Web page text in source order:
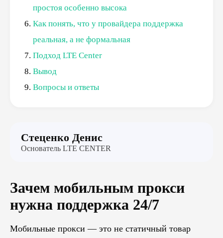
простоя особенно высока
Как понять, что у провайдера поддержка
реальная, а не формальная
Подход LTE Center
Вывод
Вопросы и ответы
Стеценко Денис
Основатель LTE CENTER
Зачем мобильным прокси
нужна поддержка 24/7
Мобильные прокси — это не статичный товар